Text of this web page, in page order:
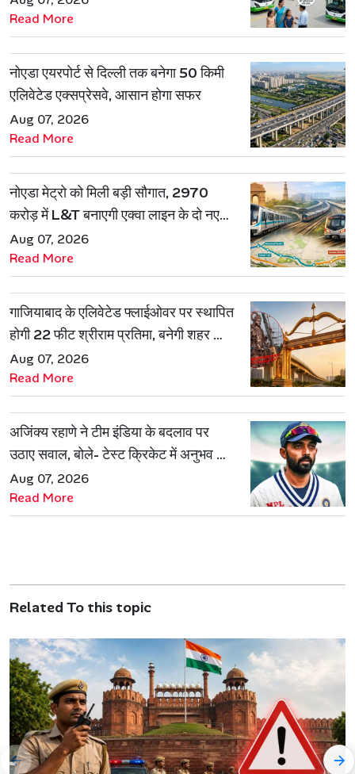
Read More
नोएडा एयरपोर्ट से दिल्ली तक बनेगा 50 किमी
एलिवेटेड एक्सप्रेसवे, आसान होगा सफर
Aug 07, 2026
Read More
नोएडा मेट्रो को मिली बड़ी सौगात, 2970
करोड़ में L&T बनाएगी एक्वा लाइन के दो नए
रूट
Aug 07, 2026
Read More
गाजियाबाद के एलिवेटेड फ्लाईओवर पर स्थापित
होगी 22 फीट श्रीराम प्रतिमा, बनेगी शहर की
नई पहचान
Aug 07, 2026
Read More
अजिंक्य रहाणे ने टीम इंडिया के बदलाव पर
उठाए सवाल, बोले- टेस्ट क्रिकेट में अनुभव की
जरूरत हमेशा रहेगी
Aug 07, 2026
Read More
Related To this topic